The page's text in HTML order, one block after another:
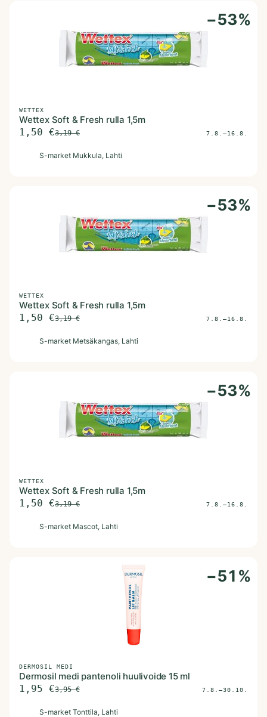
−53%
WETTEX
Wettex Soft & Fresh rulla 1,5m
1,50 €3,19€ 7.8.–16.8.
S-market Mukkula, Lahti
−53%
WETTEX
Wettex Soft & Fresh rulla 1,5m
1,50 €3,19€ 7.8.–16.8.
S-market Metsäkangas, Lahti
−53%
WETTEX
Wettex Soft & Fresh rulla 1,5m
1,50 €3,19€ 7.8.–16.8.
S-market Mascot, Lahti
−51 %
DERMOSIL MEDI
Dermosil medi pantenoli huulivoide 15 ml
1,95 €3,95€ 7.8.–30.10.
S-market Tonttila, Lahti